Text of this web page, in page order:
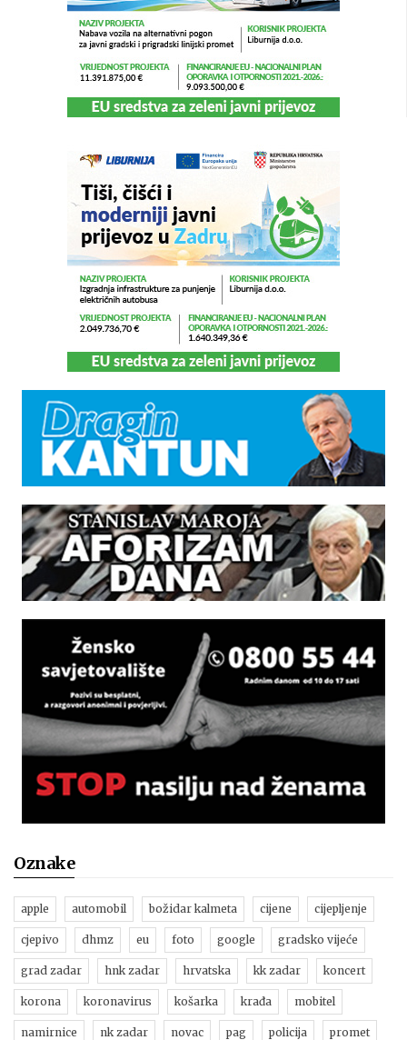
Oznake
apple automobil božidar kalmeta cijene cijepljenje
cjepivo dhmz eu foto google gradsko vijeće
grad zadar hnk zadar hrvatska kk zadar koncert
korona koronavirus košarka krađa mobitel
namirnice nk zadar novac pag policija promet